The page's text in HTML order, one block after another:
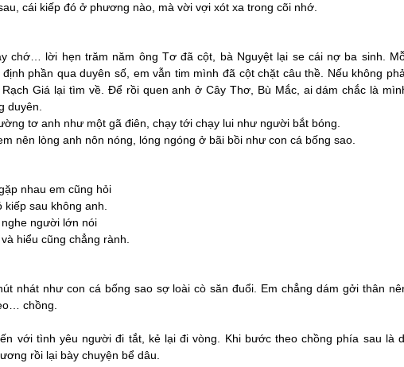
cái kiếp đó ở phương nào, mà vời vợi xót xa trong cõi nhớ.
chớ… lời hẹn trăm năm ông Tơ đã cột, bà Nguyệt lại se cái nợ ba sinh.
phần qua duyên số, em vẫn tim mình đã cột chặt câu thề. Nếu không
Giá lại tìm về. Để rồi quen anh ở Cây Thơ, Bù Mắc, ai dám chắc là
duyên.
tơ anh như một gã điên, chạy tới chạy lui như người bắt bóng.
nên lòng anh nôn nóng, lóng ngóng ở bãi bồi như con cá bống sao.
nhau em cũng hỏi
sau không anh.
người lớn nói
hiểu cũng chẳng rành.
nhát như con cá bống sao sợ loài cò săn đuổi. Em chẳng dám gởi thân
chồng.
với tình yêu người đi tắt, kẻ lại đi vòng. Khi bước theo chồng phía sau là
rồi lại bày chuyện bể dâu.